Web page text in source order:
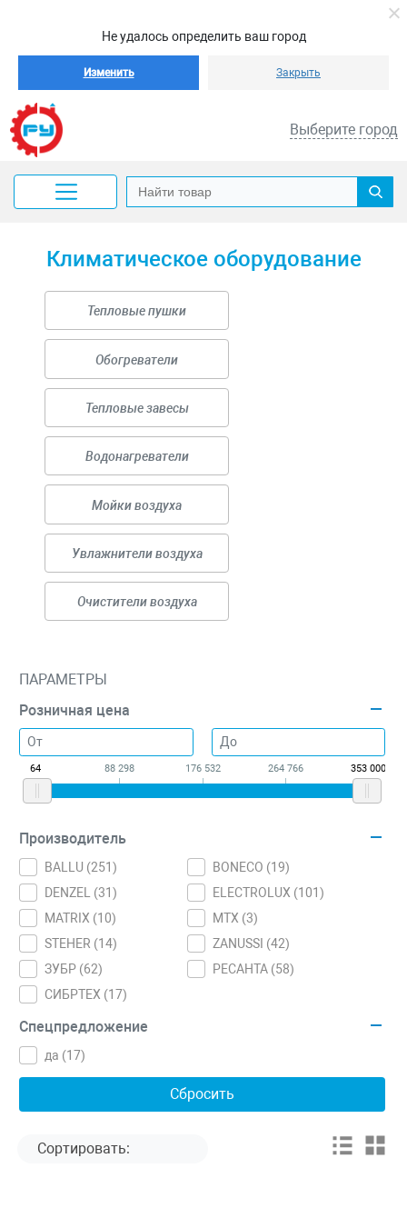
Не удалось определить ваш город
Изменить Закрыть
Выберите город
Климатическое оборудование
Тепловые пушки
Обогреватели
Тепловые завесы
Водонагреватели
Мойки воздуха
Увлажнители воздуха
Очистители воздуха
ПАРАМЕТРЫ
Розничная цена
64 88 298 176 532 264 766 353 000
Производитель
BALLU (251 ) BONECO (19)
DENZEL (31 ) ELECTROLUX (101)
MATRIX (10) MTX (3)
STEHER (14) ZANUSSI (42)
ЗУБР (62) РЕСАНТА (58)
СИБРТЕХ (17)
Спецпредложение
да (17)